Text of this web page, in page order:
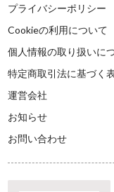
プライバシーポリシー
Cookieの利用について
個人情報の取り扱いに
特定商取引法に基づく
運営会社
お知らせ
お問い合わせ